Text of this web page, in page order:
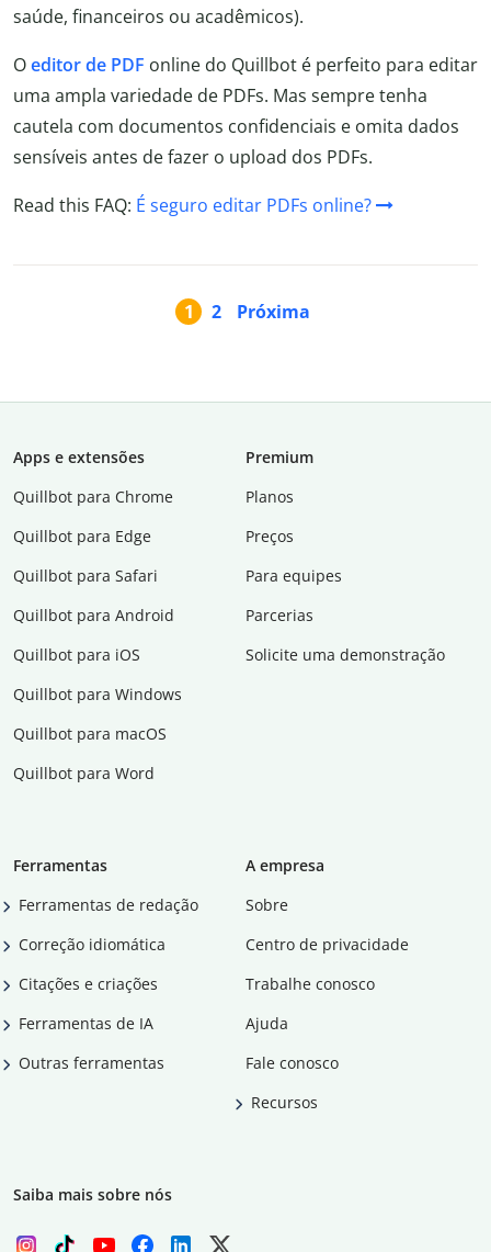
saúde, financeiros ou acadêmicos).
Oeditor de PDF online do Quillbot é perfeito para editar
uma ampla variedade de PDFs. Mas sempre tenha
cautela com documentos confidenciais e omita dados
sensíveis antes de fazer o upload dos PDFs.
Read this FAQ: É seguro editar PDFs online?
1 2 Próxima
Apps e extensões
Quillbot para Chrome
Quillbot para Edge
Quillbot para Safari
Quillbot para Android
Quillbot para iOS
Quillbot para Windows
Quillbot para macOS
Quillbot para Word
Premium
Planos
Preços
Para equipes
Parcerias
Solicite uma demonstração
Ferramentas
Ferramentas de redação
Correção idiomática
Citações e criações
Ferramentas de IA
Outras ferramentas
A empresa
Sobre
Centro de privacidade
Trabalhe conosco
Ajuda
Fale conosco
Recursos
Saiba mais sobre nós